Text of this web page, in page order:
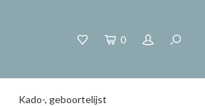
0
Kado-, geboortelijst